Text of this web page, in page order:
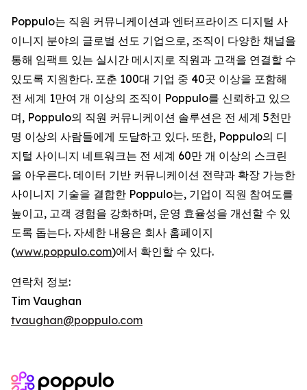
Poppulo는 직원 커뮤니케이션과 엔터프라이즈 디지털 사
이니지 분야의 글로벌 선도 기업으로, 조직이 다양한 채널을
통해 임팩트 있는 실시간 메시지로 직원과 고객을 연결할 수
있도록 지원한다. 포춘 100대 기업 중 40곳 이상을 포함해
전 세계 1만여 개 이상의 조직이 Poppulo를 신뢰하고 있으
며, Poppulo의 직원 커뮤니케이션 솔루션은 전 세계 5천만
명 이상의 사람들에게 도달하고 있다. 또한, Poppulo의 디
지털 사이니지 네트워크는 전 세계 60만 개 이상의 스크린
을 아우른다. 데이터 기반 커뮤니케이션 전략과 확장 가능한
사이니지 기술을 결합한 Poppulo는, 기업이 직원 참여도를
높이고, 고객 경험을 강화하며, 운영 효율성을 개선할 수 있
도록 돕는다. 자세한 내용은 회사 홈페이지
(www.poppulo.com)에서 확인할 수 있다.
연락처 정보:
Tim Vaughan
tvaughan@poppulo.com